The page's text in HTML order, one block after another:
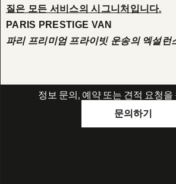
질은 모든 서비스의 시그니처입니다.
PARIS PRESTIGE VAN
파리 프리미엄 프라이빗 운송의 엑설런
정보 문의, 예약 또는 견적 요청
문의하기